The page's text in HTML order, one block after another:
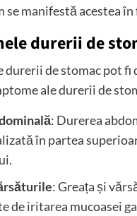
se manifestă acestea
durerii de
de stomac pot fi
ale durerii de
: Durerea
în partea
: Greața și
de iritarea mucoasei